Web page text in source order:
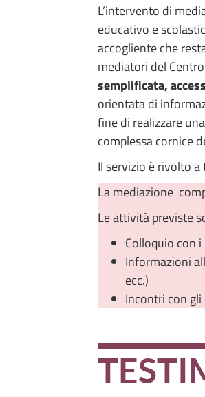
L’intervento di
educativo e
accogliente che
mediatori del
semplificata,
orientata di
fine di realizzare
complessa cornice
Il servizio è rivolto
La mediazione
Le attività previste
Colloquio con
Informazioni
ecc.)
Incontri con